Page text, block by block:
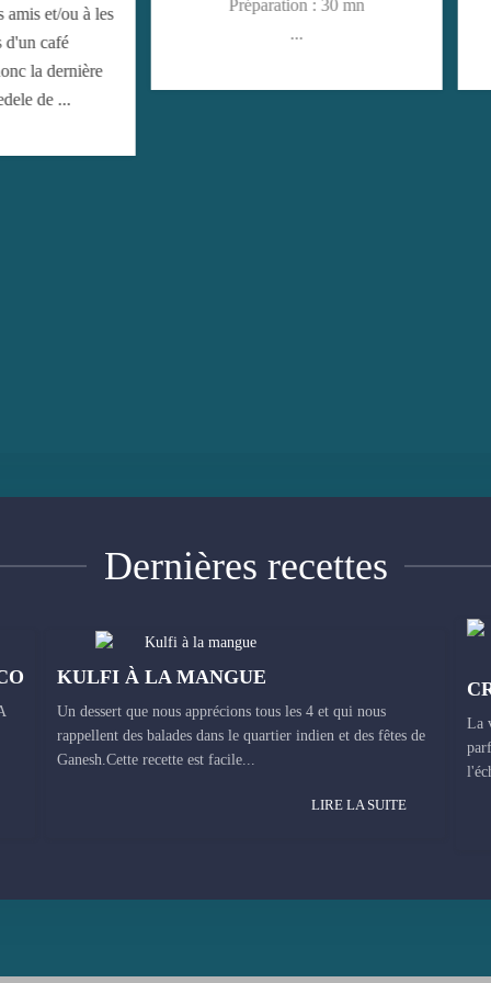
Préparation : 30 mn
Préparation : 20 mn
Dernières recettes
KULFI À LA MANGUE
Un dessert que nous apprécions tous les 4 et qui nous
rappellent des balades dans le quartier indien et des fêtes de
Ganesh.Cette recette est facile...
LIRE LA SUITE
La